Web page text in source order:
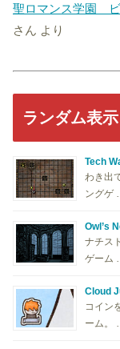
聖ロマンス学園 ビ
さん より
ランダム表示
Tech
わき出
ングゲ …
Owl’s
ナチス
ゲーム …
Cloud
コイン
ーム。 …